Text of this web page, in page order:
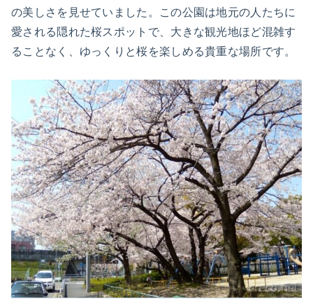
の美しさを見せていました。この公園は地元の人たちに
愛される隠れた桜スポットで、大きな観光地ほど混雑す
ることなく、ゆっくりと桜を楽しめる貴重な場所です。